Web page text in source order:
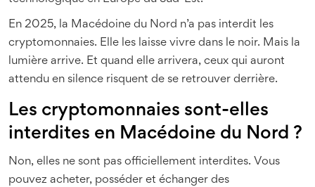
En 2025, la Macédoine du Nord n’a pas interdit les
cryptomonnaies. Elle les laisse vivre dans le noir. Mais la
lumière arrive. Et quand elle arrivera, ceux qui auront
attendu en silence risquent de se retrouver derrière.
Les cryptomonnaies sont-elles
interdites en Macédoine du Nord ?
Non, elles ne sont pas officiellement interdites. Vous
pouvez acheter, posséder et échanger des